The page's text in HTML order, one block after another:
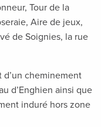
Tour de la
Aire de jeux,
de Soignies, la rue
d’un cheminement
d’Enghien ainsi que
induré hors zone